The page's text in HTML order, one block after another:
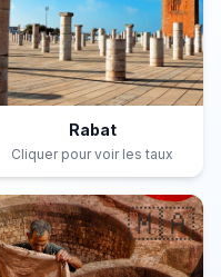
Rabat
Cliquer pour voir les taux
🇲🇦